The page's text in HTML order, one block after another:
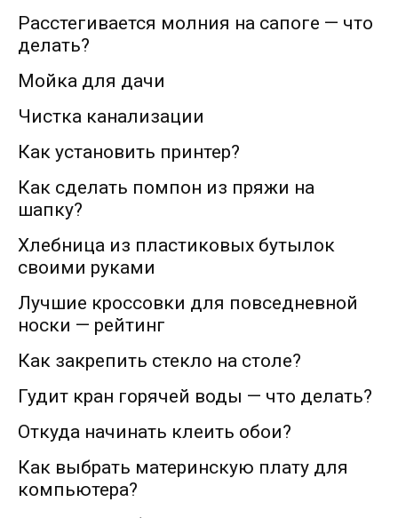
Расстегивается молния на сапоге — что
делать?
Мойка для дачи
Чистка канализации
Как установить принтер?
Как сделать помпон из пряжи на
шапку?
Хлебница из пластиковых бутылок
своими руками
Лучшие кроссовки для повседневной
носки — рейтинг
Как закрепить стекло на столе?
Гудит кран горячей воды — что делать?
Откуда начинать клеить обои?
Как выбрать материнскую плату для
компьютера?